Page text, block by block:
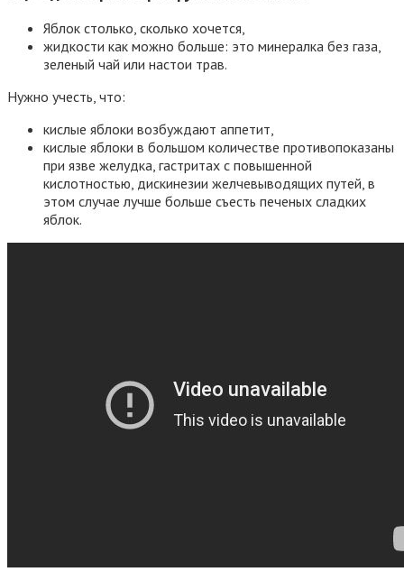
Яблок столько, сколько хочется,
жидкости как можно больше: это минералка без газа,
зеленый чай или настои трав.
Нужно учесть, что:
кислые яблоки возбуждают аппетит,
кислые яблоки в большом количестве противопоказаны
при язве желудка, гастритах с повышенной
кислотностью, дискинезии желчевыводящих путей, в
этом случае лучше больше съесть печеных сладких
яблок.